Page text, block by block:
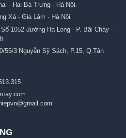
- Hai Bà Trưng - Hà Nội.
Xá - Gia Lâm - Hà Nội
1052 đường Hạ Long - P. Bãi Cháy -
55/3 Nguyễn Sỹ Sách, P.15, Q.Tân